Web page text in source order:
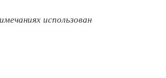
использован